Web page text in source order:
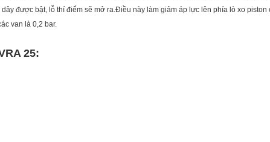
được bật, lỗ thí điểm sẽ mở ra.Điều này làm giảm áp lực lên phía lò xo piston
van là 0,2 bar.
25: